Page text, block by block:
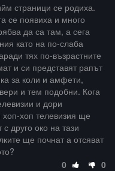
страници се родиха.
се появиха и много
да са там, а сега
като на по-слаба
тях по-възрастните
и си представят рапът
за коли и амфети,
и тем подобни. Кога
и дори
хоп-хоп телевизия ще
с друго око на тази
ще почнат а отсяват
0
0